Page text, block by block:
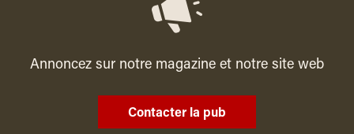
Annoncez sur notre magazine et notre site web
Contacter la pub